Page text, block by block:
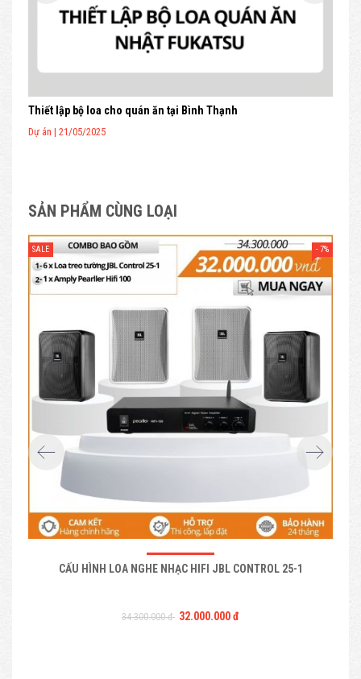
Lắp Đặt Bộ Loa Treo Tường Ngoài Trời Cho Nhà Hàng Tại
SẢN PHẨM CÙNG LOẠI
CẤU HÌNH LOA NGHE NHẠC HIFI JBL CONTROL 25-1
34.300.000 đ 32.000.000 đ
SALE - 7%